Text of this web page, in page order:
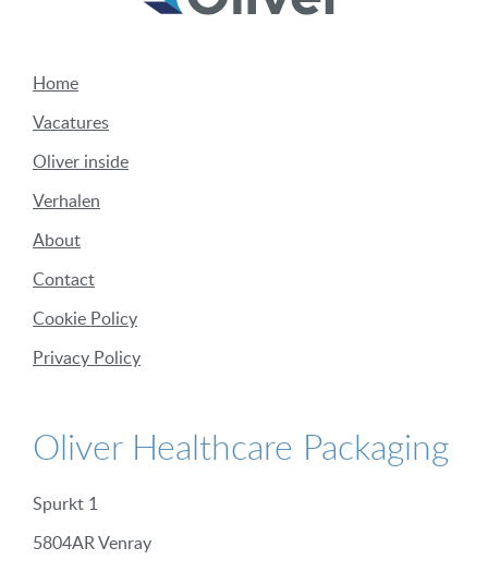
Home
Vacatures
Oliver inside
Verhalen
About
Contact
Cookie Policy
Privacy Policy
Oliver Healthcare Packaging
Spurkt 1
5804AR Venray